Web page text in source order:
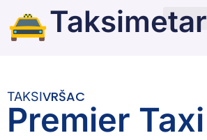
Taksimetar
TAKSIVRŠAC
Premier Taxi